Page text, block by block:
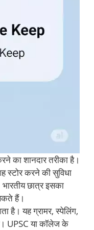
का शानदार तरीका है।
स्टोर करने की सुविधा
छात्र इसका
हैं।
यह ग्रामर, स्पेलिंग,
UPSC या कॉलेज के